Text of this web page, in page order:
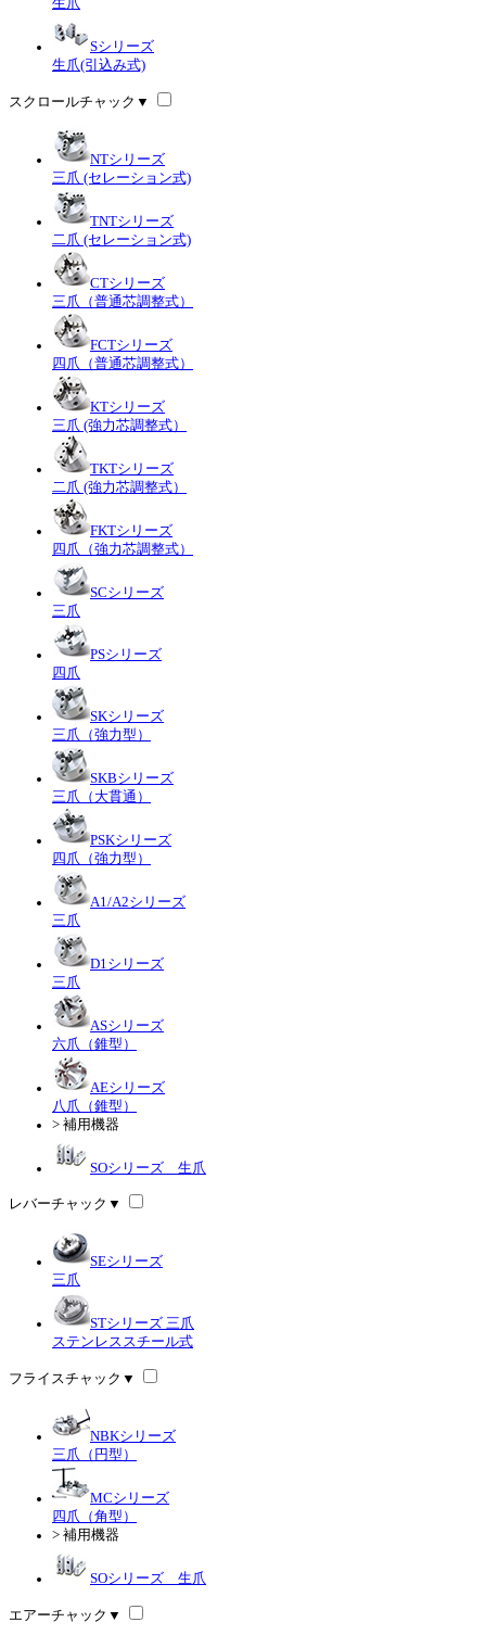
生爪
Sシリーズ
生爪(引込み式)
スクロールチャック ▼
NTシリーズ
三爪 (セレーション式)
TNTシリーズ
二爪 (セレーション式)
CTシリーズ
三爪（普通芯調整式）
FCTシリーズ
四爪（普通芯調整式）
KTシリーズ
三爪 (強力芯調整式）
TKTシリーズ
二爪 (強力芯調整式）
FKTシリーズ
四爪（強力芯調整式）
SCシリーズ
三爪
PSシリーズ
四爪
SKシリーズ
三爪（強力型）
SKBシリーズ
三爪（大貫通）
PSKシリーズ
四爪（強力型）
A1/A2シリーズ
三爪
D1シリーズ
三爪
ASシリーズ
六爪（錐型）
AEシリーズ
八爪（錐型）
> 補用機器
SOシリーズ 生爪
レバーチャック ▼
SEシリーズ
三爪
STシリーズ 三爪
ステンレススチール式
フライスチャック ▼
NBKシリーズ
三爪（円型）
MCシリーズ
四爪（角型）
> 補用機器
SOシリーズ 生爪
エアーチャック ▼